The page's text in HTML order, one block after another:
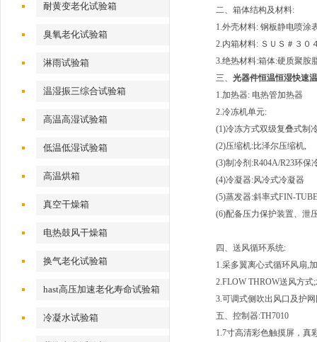
耐黄变老化试验箱
臭氧老化试验箱
淋雨试验箱
温湿振三综合试验箱
高温高湿试验箱
低温低湿试验箱
高温烘箱
真空干燥箱
电热鼓风干燥箱
换气老化试验箱
hast高压加速老化寿命试验箱
冷凝水试验箱
二、箱体结构及材料:
1.外壳材料: 钢板静电喷涂
2.内箱材料: ＳＵＳ＃３０
3.绝热材料:箱体:硬质聚胺
三、 光器件恒温恒湿快速
1.加热器: 电热管加热器
2.冷冻机单元:
(1)冷冻方式双级复叠式制
(2)压缩机:比泽尔压缩机,
(3)制冷剂:R404A/R23环保
(4)冷凝器:风冷式冷凝器
(5)蒸发器:斜率式FIN-
(6)配备压力保护装置、泄
四、送风循环系统:
1.采多翼离心式循环风扇,
2.FLOW THROW送风方
3.可调式侧吹出风口及护
五、控制器:TH7010
1.7寸高清彩色触摸屏，真